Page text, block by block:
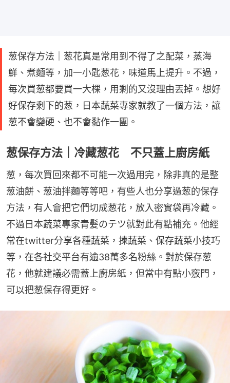
葱保存方法｜葱花真是常用到不得了之配菜，蒸海
鮮、煮麵等，加一小匙葱花，味道馬上提升。不過，
每次買葱都要買一大棵，用剩的又沒理由丟掉。想好
好保存剩下的葱，日本蔬菜專家就教了一個方法，讓
葱不會變硬、也不會黏作一團。
葱保存方法｜冷藏葱花 不只蓋上廚房紙
葱，每次買回來都不可能一次過用完，除非真的是整
葱油餅、葱油拌麵等等吧，有些人也分享過葱的保存
方法，有人會把它們切成葱花，放入密實袋再冷藏。
不過日本蔬菜專家青髪のテツ就對此有點補充。他經
常在twitter分享各種蔬菜，揀蔬菜、保存蔬菜小技巧
等，在各社交平台有逾38萬多名粉絲。對於保存葱
花，他就建議必需蓋上廚房紙，但當中有點小竅門，
可以把葱保存得更好。